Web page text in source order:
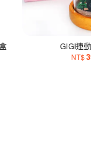
GIGI連
NT$